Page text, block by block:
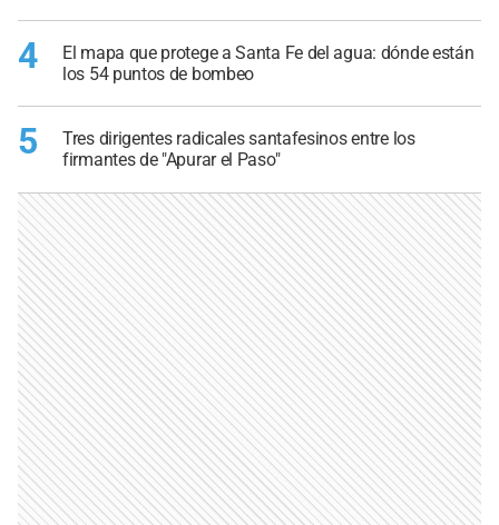
4
El mapa que protege a Santa Fe del agua: dónde están
los 54 puntos de bombeo
5
Tres dirigentes radicales santafesinos entre los
firmantes de "Apurar el Paso"